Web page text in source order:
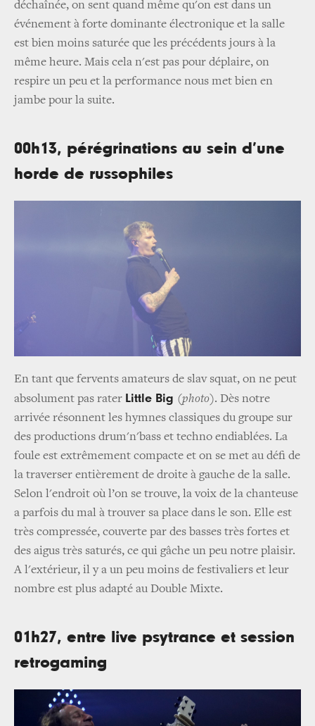
déchaînée, on sent quand même qu'on est dans un
événement à forte dominante électronique et la salle
est bien moins saturée que les précédents jours à la
même heure. Mais cela n'est pas pour déplaire, on
respire un peu et la performance nous met bien en
jambe pour la suite.
00h13, pérégrinations au sein d’une
horde de russophiles
En tant que fervents amateurs de slav squat, on ne peut
absolument pas rater Little Big (photo). Dès notre
arrivée résonnent les hymnes classiques du groupe sur
des productions drum'n'bass et techno endiablées. La
foule est extrêmement compacte et on se met au défi de
la traverser entièrement de droite à gauche de la salle.
Selon l'endroit où l’on se trouve, la voix de la chanteuse
a parfois du mal à trouver sa place dans le son. Elle est
très compressée, couverte par des basses très fortes et
des aigus très saturés, ce qui gâche un peu notre plaisir.
A l'extérieur, il y a un peu moins de festivaliers et leur
nombre est plus adapté au Double Mixte.
01h27, entre live psytrance et session
retrogaming